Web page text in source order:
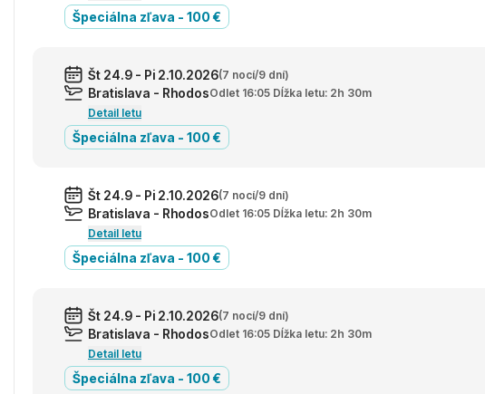
Špeciálna zľava - 100 €
Št 24.9 - Pi 2.10.2026(7 nocí/9 dní)
Bratislava - RhodosOdlet 16:05 Dĺžka letu: 2h 30m
Detail letu
Špeciálna zľava - 100 €
Št 24.9 - Pi 2.10.2026(7 nocí/9 dní)
Bratislava - RhodosOdlet 16:05 Dĺžka letu: 2h 30m
Detail letu
Špeciálna zľava - 100 €
Št 24.9 - Pi 2.10.2026(7 nocí/9 dní)
Bratislava - RhodosOdlet 16:05 Dĺžka letu: 2h 30m
Detail letu
Špeciálna zľava - 100 €